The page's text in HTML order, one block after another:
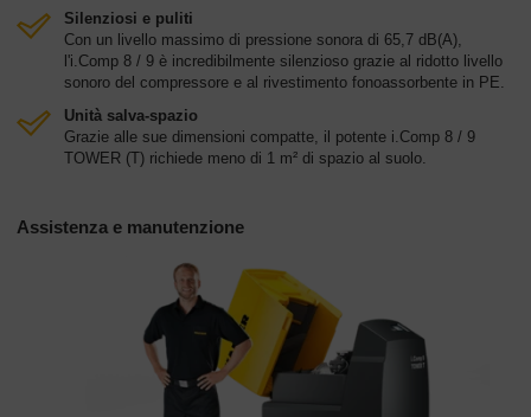
Silenziosi e puliti
Con un livello massimo di pressione sonora di 65,7 dB(A),
l'i.Comp 8 / 9 è incredibilmente silenzioso grazie al ridotto livello
sonoro del compressore e al rivestimento fonoassorbente in PE.
Unità salva-spazio
Grazie alle sue dimensioni compatte, il potente i.Comp 8 / 9
TOWER (T) richiede meno di 1 m² di spazio al suolo.
Assistenza e manutenzione